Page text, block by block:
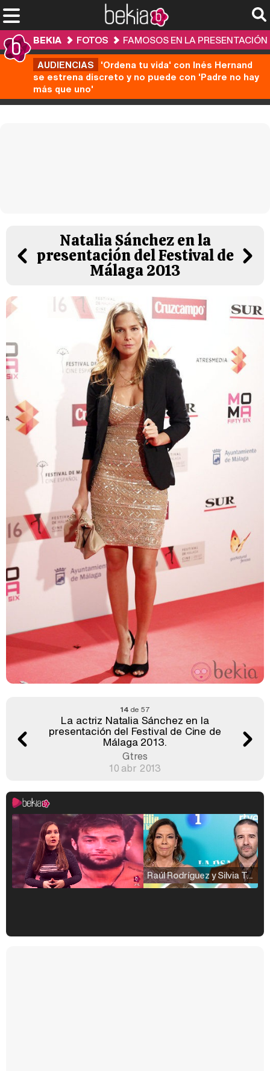
BEKIA FOTOS
FAMOSOS EN LA
AUDIENCIAS 'Ordena tu vida' con Inés Hernand
se estrena discreto y no puede con 'Padre no hay
más que uno'
Natalia Sánchez en la
presentación del Festival de
Málaga 2013
14de 57
La actriz Natalia Sánchez en la
presentación del Festival de Cine de
Málaga 2013.
Gtres
10 abr 2013
Raúl Rodríguez y Silvia Taulés nos cuentan su papel en 'La familia de la tele'